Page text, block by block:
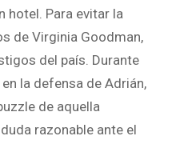
hotel. Para evitar la
de Virginia Goodman,
del país. Durante
la defensa de Adrián,
de aquella
razonable ante el